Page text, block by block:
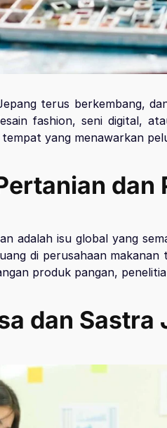
terus berkembang,
fashion, seni digital,
yang menawarkan
dan
adalah isu global yang
di perusahaan
produk pangan,
dan